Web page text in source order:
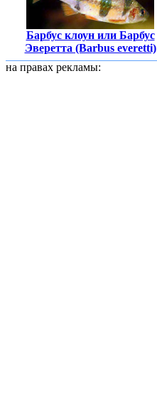
Барбус клоун или Барбус
Эверетта (Barbus everetti)
на правах рекламы: